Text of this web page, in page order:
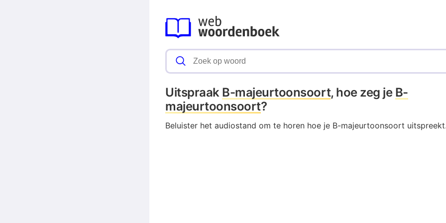
Uitspraak B-majeurtoonsoort, hoe zeg je B-
majeurtoonsoort?
Beluister het audiostand om te horen hoe je B-majeurtoonsoort